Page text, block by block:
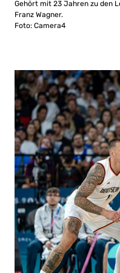
Gehört mit 23 Jahren zu den
Franz Wagner.
Foto: Camera4